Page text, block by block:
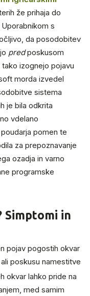
že prihaja do
s
da posodobitev
predposkusom
tako izognejo pojavu
morda izvedel
sistema
je bila odkrita
vdelano
pomen te
za prepoznavanje
ozadja in varno
programske
Simptomi in
pojav pogostih okvar
poskusu namestitve
okvar lahko pride na
med samim